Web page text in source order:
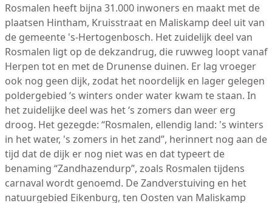
Rosmalen heeft bijna 31.000 inwoners en maakt met de
plaatsen Hintham, Kruisstraat en Maliskamp deel uit van
de gemeente 's-Hertogenbosch. Het zuidelijk deel van
Rosmalen ligt op de dekzandrug, die ruwweg loopt vanaf
Herpen tot en met de Drunense duinen. Er lag vroeger
ook nog geen dijk, zodat het noordelijk en lager gelegen
poldergebied ‘s winters onder water kwam te staan. In
het zuidelijke deel was het ‘s zomers dan weer erg
droog. Het gezegde: “Rosmalen, ellendig land: 's winters
in het water, 's zomers in het zand”, herinnert nog aan de
tijd dat de dijk er nog niet was en dat typeert de
benaming “Zandhazendurp”, zoals Rosmalen tijdens
carnaval wordt genoemd. De Zandverstuiving en het
natuurgebied Eikenburg, ten Oosten van Maliskamp